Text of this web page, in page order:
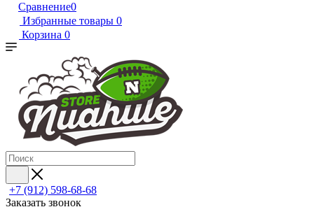
Сравнение0
Избранные товары 0
Корзина 0
+7 (912) 598-68-68
Заказать звонок